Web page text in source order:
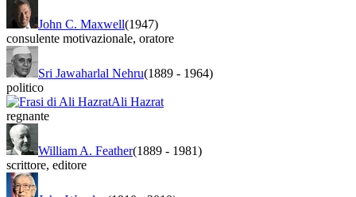
John C. Maxwell(1947)
consulente motivazionale, oratore
Sri Jawaharlal Nehru(1889 - 1964)
politico
Ali Hazrat
regnante
William A. Feather(1889 - 1981)
scrittore, editore